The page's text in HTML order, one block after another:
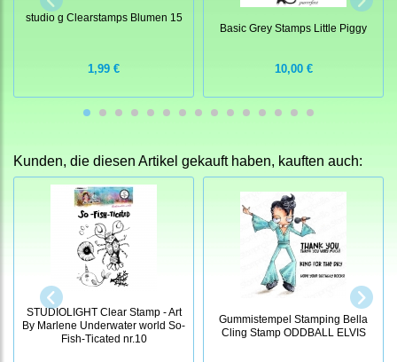
studio g Clearstamps Blumen 15
1,99 €
Basic Grey Stamps Little Piggy
10,00 €
Kunden, die diesen Artikel gekauft haben, kauften auch:
STUDIOLIGHT Clear Stamp - Art
By Marlene Underwater world So-
Fish-Ticated nr.10
Gummistempel Stamping Bella
Cling Stamp ODDBALL ELVIS